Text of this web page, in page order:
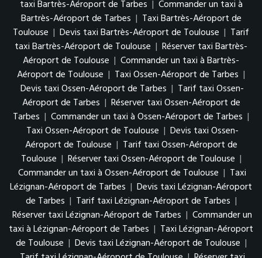
taxi Bartrès-Aéroport de Tarbes | Commander un taxi à
Bartrès-Aéroport de Tarbes | Taxi Bartrès-Aéroport de
Toulouse | Devis taxi Bartrès-Aéroport de Toulouse | Tarif
taxi Bartrès-Aéroport de Toulouse | Réserver taxi Bartrès-
Aéroport de Toulouse | Commander un taxi à Bartrès-
Aéroport de Toulouse | Taxi Ossen-Aéroport de Tarbes |
Devis taxi Ossen-Aéroport de Tarbes | Tarif taxi Ossen-
Aéroport de Tarbes | Réserver taxi Ossen-Aéroport de
Tarbes | Commander un taxi à Ossen-Aéroport de Tarbes |
Taxi Ossen-Aéroport de Toulouse | Devis taxi Ossen-
Aéroport de Toulouse | Tarif taxi Ossen-Aéroport de
Toulouse | Réserver taxi Ossen-Aéroport de Toulouse |
Commander un taxi à Ossen-Aéroport de Toulouse | Taxi
Lézignan-Aéroport de Tarbes | Devis taxi Lézignan-Aéroport
de Tarbes | Tarif taxi Lézignan-Aéroport de Tarbes |
Réserver taxi Lézignan-Aéroport de Tarbes | Commander un
taxi à Lézignan-Aéroport de Tarbes | Taxi Lézignan-Aéroport
de Toulouse | Devis taxi Lézignan-Aéroport de Toulouse |